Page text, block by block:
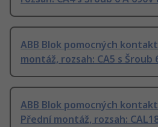
ABB Blok pomocných
montáž, rozsah: CA5 s Šroub
ABB Blok pomocných
Přední montáž, rozsah: